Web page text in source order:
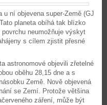
u ní objevena super-Země (GJ
planeta obíhá tak blízko
neumožňuje výskyt
s cílem zjistit přesné
astronomové objevili zřetelné
oběhu 28,15 dne a s
Země. Nově objevená
se Zemí. Protože většina
záření, může být